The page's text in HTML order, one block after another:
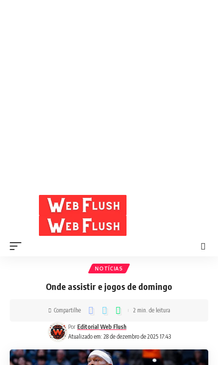
NOTÍCIAS
Onde assistir e jogos de domingo
Atualizado em: 28 de dezembro de 2025 17:43
Por Editorial Web Flush
Compartilhe 2 min. de leitura